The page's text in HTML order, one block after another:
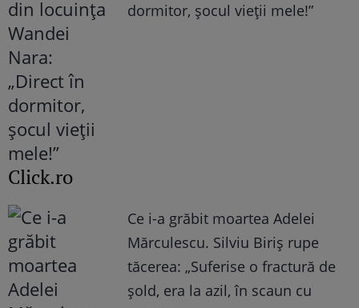
dormitor, șocul vieții mele!”
Click.ro
Ce i-a grăbit moartea Adelei
Mărculescu. Silviu Biriș rupe
tăcerea: „Suferise o fractură de
șold, era la azil, în scaun cu